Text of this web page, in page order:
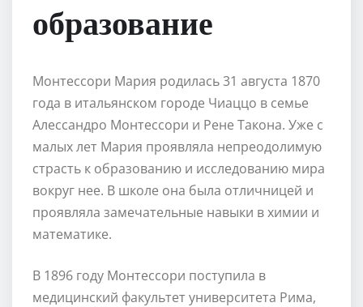
образование
Монтессори Мария родилась 31 августа 1870
года в итальянском городе Чиаццо в семье
Алессандро Монтессори и Рене Такона. Уже с
малых лет Мария проявляла непреодолимую
страсть к образованию и исследованию мира
вокруг нее. В школе она была отличницей и
проявляла замечательные навыки в химии и
математике.
В 1896 году Монтессори поступила в
медицинский факультет университета Рима,